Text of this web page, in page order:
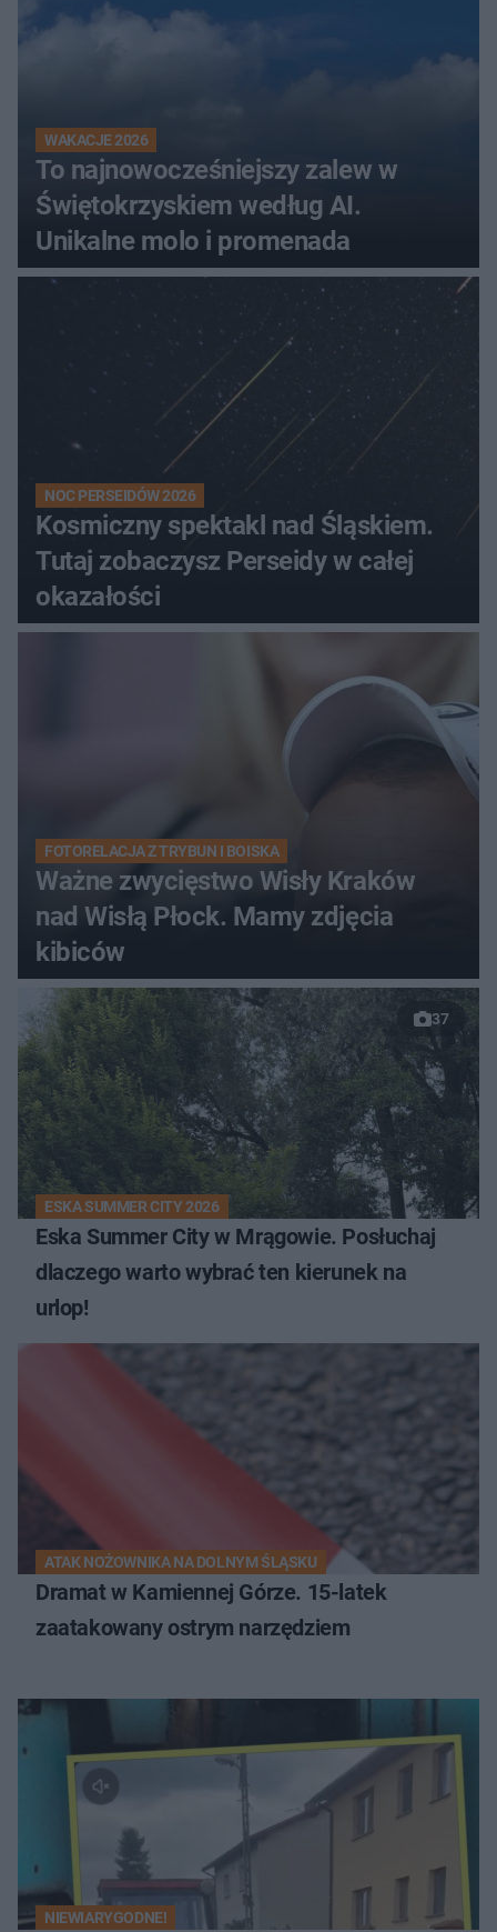
WAKACJE 2026
To najnowocześniejszy zalew w
Świętokrzyskiem według AI.
Unikalne molo i promenada
NOC PERSEIDÓW 2026
Kosmiczny spektakl nad Śląskiem.
Tutaj zobaczysz Perseidy w całej
okazałości
FOTORELACJA Z TRYBUN I BOISKA
Ważne zwycięstwo Wisły Kraków
nad Wisłą Płock. Mamy zdjęcia
kibiców
37
ESKA SUMMER CITY 2026
Eska Summer City w Mrągowie. Posłuchaj
dlaczego warto wybrać ten kierunek na
urlop!
ATAK NOŻOWNIKA NA DOLNYM ŚLĄSKU
Dramat w Kamiennej Górze. 15-latek
zaatakowany ostrym narzędziem
NIEWIARYGODNE!